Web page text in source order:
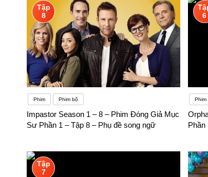
Tập
8
Phim Phim bộ
Impastor Season 1 – 8 – Phim Đóng Giả Mục
Sư Phần 1 – Tập 8 – Phụ đề song ngữ
6
Phim
Phần
Tập
7